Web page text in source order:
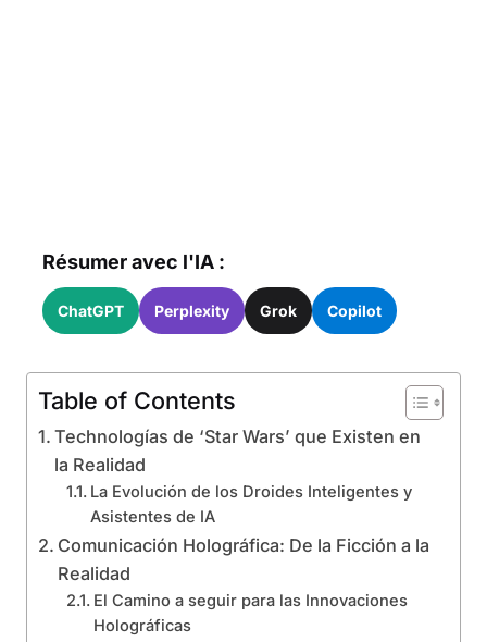
Résumer avec l'IA :
ChatGPT Perplexity Grok Copilot
Table of Contents
Technologías de ‘Star Wars’ que Existen en
la Realidad
La Evolución de los Droides Inteligentes y
Asistentes de IA
Comunicación Holográfica: De la Ficción a la
Realidad
El Camino a seguir para las Innovaciones
Holográficas